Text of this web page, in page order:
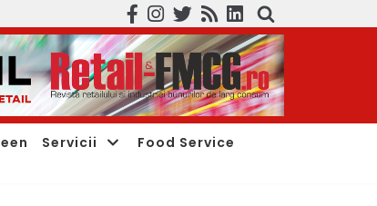
Servicii
Food Service